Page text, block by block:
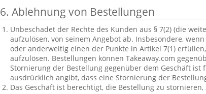
6. Ablehnung von Bestellungen
Unbeschadet der Rechte des Kunden aus § 7(2) (die
aufzulösen, von seinem Angebot ab. Insbesondere,
oder anderweitig einen der Punkte in Artikel 7(1)
aufzulösen. Bestellungen können Takeaway.com
Stornierung der Bestellung gegenüber dem Geschäft
ausdrücklich angibt, dass eine Stornierung der
Das Geschäft ist berechtigt, die Bestellung zu